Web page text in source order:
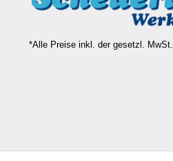
*Alle Preise inkl. der gesetzl. MwSt.